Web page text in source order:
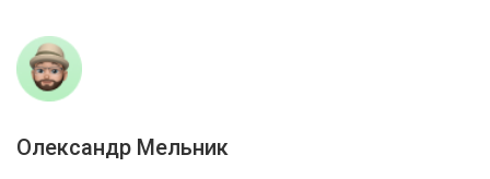
Олександр Мельник